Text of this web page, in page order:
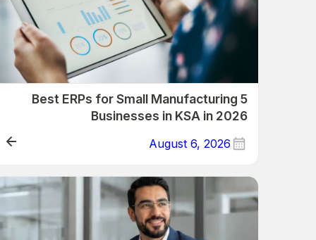
5 Best ERPs for Small Manufacturing
Businesses in KSA in 2026
August 6, 2026
ERP/Retail